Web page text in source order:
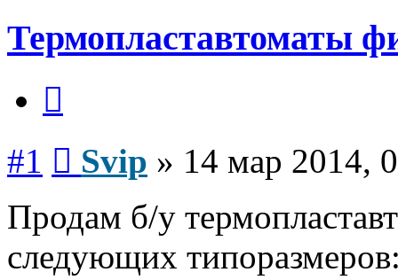
Термопластавтоматы
#1 Svip » 14 мар 2014,
Продам б/у
следующих